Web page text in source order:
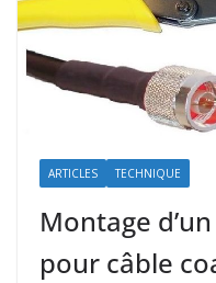
ARTICLES TECHNIQUE
Montage
pour câble